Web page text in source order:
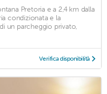
Pretoria e a 2,4 km dalla
condizionata e la
un parcheggio privato,
Verifica disponibilità